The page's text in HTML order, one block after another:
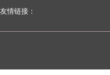
友情链接：